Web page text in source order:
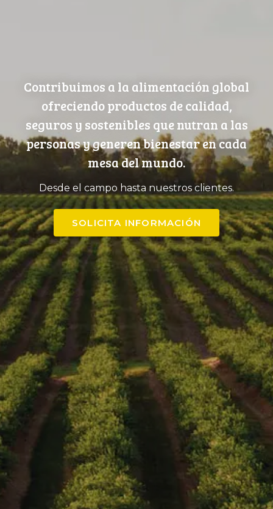
Contribuimos a la alimentación global
ofreciendo productos de calidad,
seguros y sostenibles que nutran a las
personas y generen bienestar en cada
mesa del mundo.
Desde el campo hasta nuestros clientes.
SOLICITA INFORMACIÓN